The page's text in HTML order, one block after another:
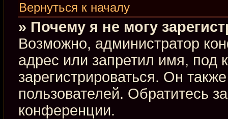
Вернуться к началу
» Почему я не могу
Возможно, администратор
адрес или запретил имя, под
зарегистрироваться. Он
пользователей. Обратитесь
конференции.